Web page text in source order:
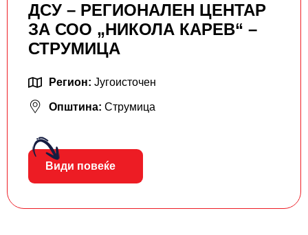
ДСУ – РЕГИОНАЛЕН ЦЕНТАР
ЗА СОО „НИКОЛА КАРЕВ“ –
СТРУМИЦА
Регион: Југоисточен
Општина: Струмица
Види повеќе